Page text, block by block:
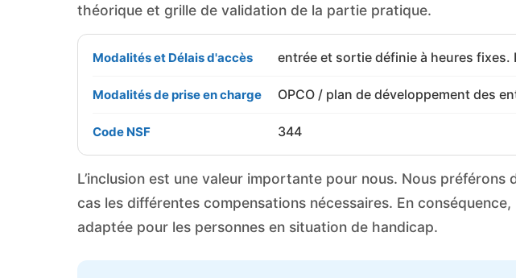
théorique et grille de validation de la partie pratique.
Modalités et Délais d'accès entrée et sortie définie à heures fixes.
Modalités de prise en charge OPCO / plan de développement des
Code NSF 344
L’inclusion est une valeur importante pour nous. Nous préférons
cas les différentes compensations nécessaires. En conséquence,
adaptée pour les personnes en situation de handicap.